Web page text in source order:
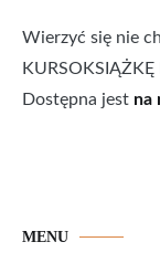
Wierzyć się nie
Dostępna jest na
MENU